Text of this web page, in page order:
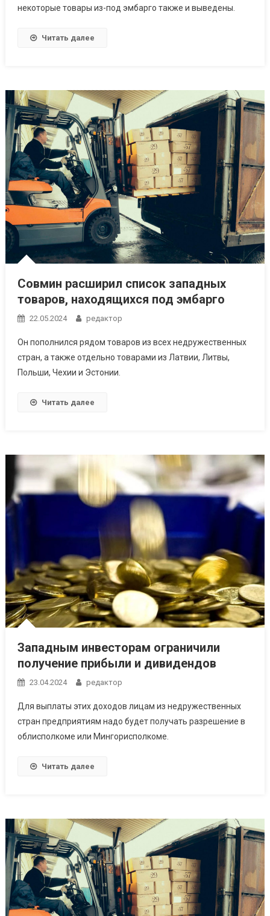
некоторые товары из-под эмбарго также и выведены.
Читать далее
Совмин расширил список западных
товаров, находящихся под эмбарго
22.05.2024 редактор
Он пополнился рядом товаров из всех недружественных
стран, а также отдельно товарами из Латвии, Литвы,
Польши, Чехии и Эстонии.
Читать далее
Западным инвесторам ограничили
получение прибыли и дивидендов
23.04.2024 редактор
Для выплаты этих доходов лицам из недружественных
стран предприятиям надо будет получать разрешение в
облисполкоме или Мингорисполкоме.
Читать далее